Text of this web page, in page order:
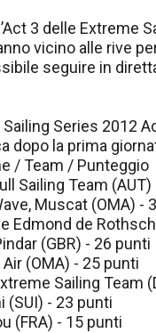
3 delle Extreme
vicino alle rive
seguire in
Series 2012
dopo la prima
/ Team / Punteggio
Sailing Team
Muscat (OMA) -
Edmond de
(GBR) - 26 punti
Air (OMA) - 25 punti
Sailing Team
(SUI) - 23 punti
(FRA) - 15 punti